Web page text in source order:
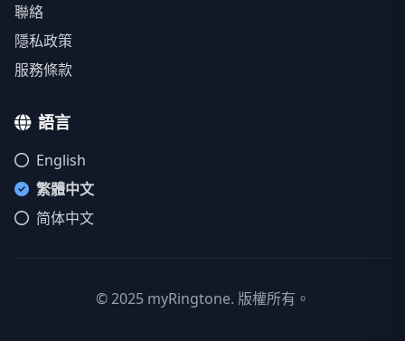
聯絡
隱私政策
服務條款
語言
English
繁體中文
简体中文
© 2025 myRingtone. 版權所有。